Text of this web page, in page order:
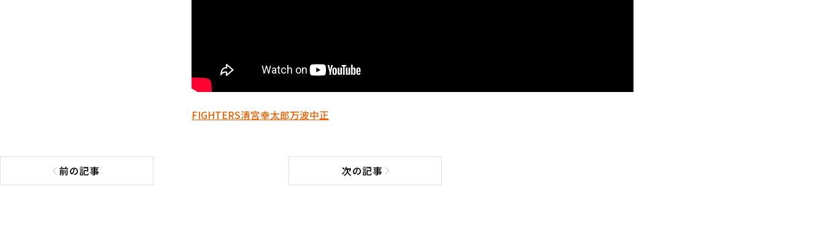
FIGHTERS清宮幸太郎万波中正
前の記事
前の記事へ 次の記事次の記事へ